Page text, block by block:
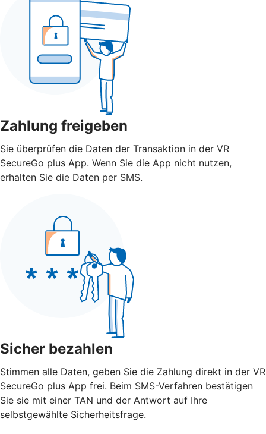
Zahlung freigeben
Sie überprüfen die Daten der Transaktion in der VR
SecureGo plus App. Wenn Sie die App nicht nutzen,
erhalten Sie die Daten per SMS.
Sicher bezahlen
Stimmen alle Daten, geben Sie die Zahlung direkt in der VR
SecureGo plus App frei. Beim SMS-Verfahren bestätigen
Sie sie mit einer TAN und der Antwort auf Ihre
selbstgewählte Sicherheitsfrage.